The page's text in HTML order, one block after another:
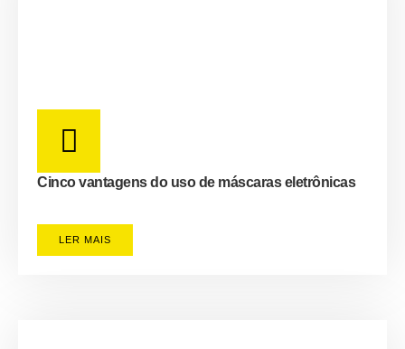
Cinco vantagens do uso de máscaras eletrônicas
LER MAIS